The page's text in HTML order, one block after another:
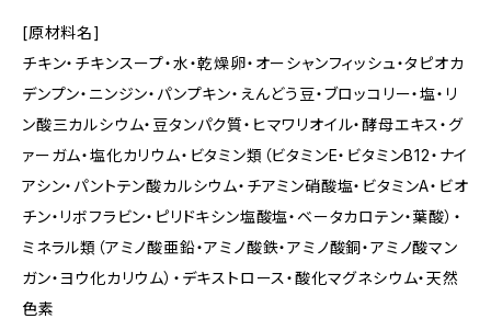
[原材料名]
チキン・チキンスープ・水・乾燥卵・オーシャンフィッシュ・タピオカ
デンプン・ニンジン・パンプキン・えんどう豆・ブロッコリー・塩・リ
ン酸三カルシウム・豆タンパク質・ヒマワリオイル・酵母エキス・グ
ァーガム・塩化カリウム・ビタミン類（ビタミンE・ビタミンB12・ナイ
アシン・パントテン酸カルシウム・チアミン硝酸塩・ビタミンA・ビオ
チン・リボフラビン・ピリドキシン塩酸塩・ベータカロテン・葉酸）・
ミネラル類（アミノ酸亜鉛・アミノ酸鉄・アミノ酸銅・アミノ酸マン
ガン・ヨウ化カリウム）・デキストロース・酸化マグネシウム・天然
色素